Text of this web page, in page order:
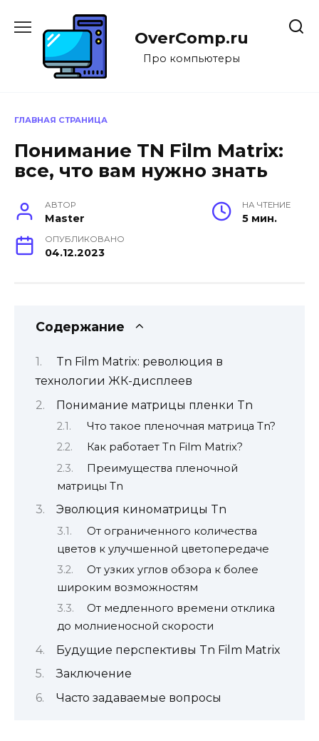
содержанию
OverComp.ru
Про компьютеры
ГЛАВНАЯ СТРАНИЦА
Понимание TN Film Matrix:
все, что вам нужно знать
АВТОР
Master
НА ЧТЕНИЕ
5 мин.
ОПУБЛИКОВАНО
04.12.2023
Содержание
Tn Film Matrix: революция в
технологии ЖК-дисплеев
Понимание матрицы пленки Tn
Что такое пленочная матрица Tn?
Как работает Tn Film Matrix?
Преимущества пленочной
матрицы Tn
Эволюция киноматрицы Tn
От ограниченного количества
цветов к улучшенной цветопередаче
От узких углов обзора к более
широким возможностям
От медленного времени отклика
до молниеносной скорости
Будущие перспективы Tn Film Matrix
Заключение
Часто задаваемые вопросы